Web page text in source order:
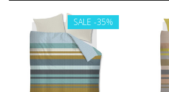
SALE -35%